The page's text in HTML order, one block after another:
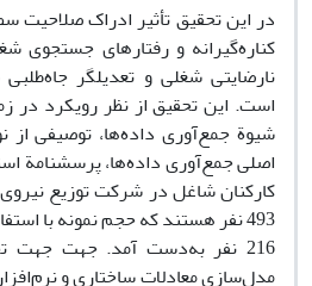
در این تحقیق تأثیر ادراک صلاحیت
کناره‌گیرانه و رفتارهای جستجوی
نارضایتی شغلی و تعدیلگر
است. این تحقیق از نظر رویکرد در
شیوة جمع‌آوری داده‌ها، توصیفی
اصلی جمع‌آوری داده‌ها، پرسشنامة
کارکنان شاغل در شرکت توزیع نیروی
493 نفر هستند که حجم نمونه با
216 نفر به‌دست آمد. جهت جهت